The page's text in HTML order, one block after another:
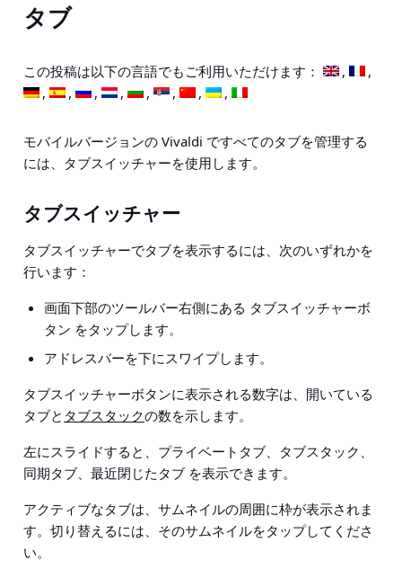
タブ
この投稿は以下の言語でもご利用いただけます：
モバイルバージョンの Vivaldi ですべてのタブを管理する
には、タブスイッチャーを使用します。
タブスイッチャー
タブスイッチャーでタブを表示するには、次のいずれかを
行います：
画面下部のツールバー右側にある タブスイッチャーボ
タン をタップします。
アドレスバーを下にスワイプします。
タブスイッチャーボタンに表示される数字は、開いている
タブと タブスタックの数を示します。
左にスライドすると、 プライベートタブ、タブスタック、
同期タブ、最近閉じたタブ を表示できます。
アクティブなタブは、サムネイルの周囲に枠が表示されま
す。切り替えるには、そのサムネイルをタップしてくださ
い。